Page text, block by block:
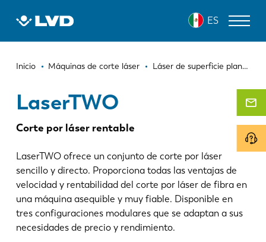
ES
Ruta
navegación
Inicio Máquinas de corte láser Láser de superficie plana
LaserTWO
Corte por láser rentable
LaserTWO ofrece un conjunto de corte por láser
sencillo y directo. Proporciona todas las ventajas de
velocidad y rentabilidad del corte por láser de fibra en
una máquina asequible y muy fiable. Disponible en
tres configuraciones modulares que se adaptan a sus
necesidades de precio y rendimiento.
LASERTWO
MÁQUINAS DE CORTE LÁSER
CIZALLAS
SOFTWARE
SERVICIO DE ATENCIÓN AL CLIENTE